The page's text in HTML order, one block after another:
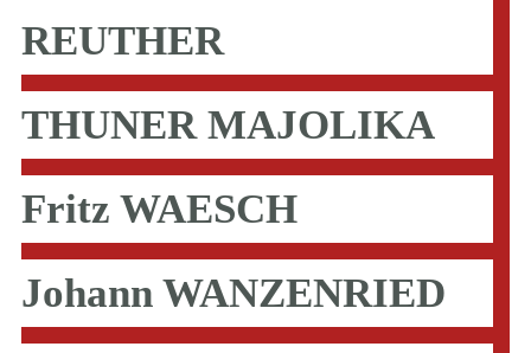
REUTHER
THUNER MAJOLIKA
Fritz WAESCH
Johann WANZENRIED